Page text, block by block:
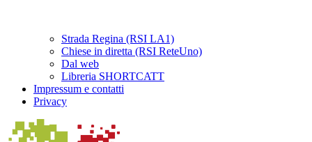
Strada Regina (RSI LA1)
Chiese in diretta (RSI ReteUno)
Dal web
Libreria SHORTCATT
Impressum e contatti
Privacy